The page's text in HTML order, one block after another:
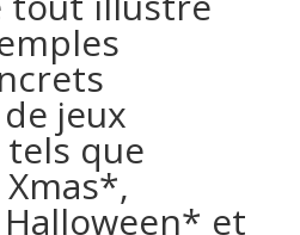
jeux
que
Halloween* et